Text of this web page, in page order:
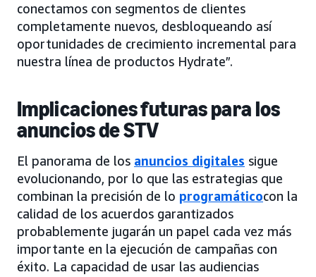
conectamos con segmentos de clientes
completamente nuevos, desbloqueando así
oportunidades de crecimiento incremental para
nuestra línea de productos Hydrate”.
Implicaciones futuras para los
anuncios de STV
El panorama de los anuncios digitales sigue
evolucionando, por lo que las estrategias que
combinan la precisión de lo programáticocon la
calidad de los acuerdos garantizados
probablemente jugarán un papel cada vez más
importante en la ejecución de campañas con
éxito. La capacidad de usar las audiencias